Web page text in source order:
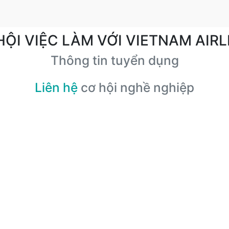
VIỆC LÀM VỚI VIETNAM
Thông tin tuyển dụng
Liên hệ cơ hội nghề nghiệp